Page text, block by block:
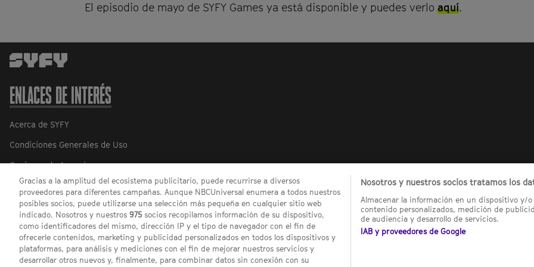
El episodio de mayo de SYFY Games ya está disponible y puedes verlo aquí.
ENLACES DE INTERÉS
Acerca de SYFY
Condiciones Generales de Uso
Opciones de Anuncios
Política de privacidad
Gracias a la amplitud del ecosistema publicitario, puede recurrirse a diversos
proveedores para diferentes campañas. Aunque NBCUniversal enumera a todos nuestros
posibles socios, puede utilizarse una selección más pequeña en cualquier sitio web
indicado. Nosotros y nuestros 975 socios recopilamos información de su dispositivo,
como identificadores del mismo, dirección IP y el tipo de navegador con el fin de
ofrecerle contenidos, marketing y publicidad personalizados en todos los dispositivos y
plataformas, para análisis y mediciones con el fin de mejorar nuestros servicios y
desarrollar otros nuevos y, finalmente, para combinar datos sin conexión con su
Nosotros y nuestros socios tratamos los
Almacenar la información en un dispositivo y/
contenido personalizados, medición de
de audiencia y desarrollo de servicios.
IAB y proveedores de Google